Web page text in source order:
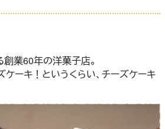
創業60年の洋菓子店。
ケーキ！というくらい、チーズケーキ